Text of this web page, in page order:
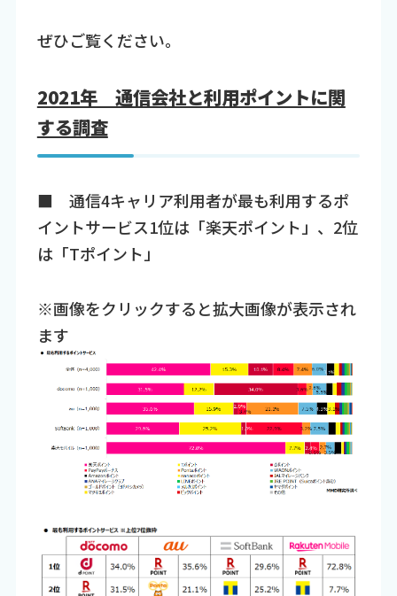
ぜひご覧ください。
2021年 通信会社と利用ポイントに関
する調査
■ 通信4キャリア利用者が最も利用するポ
イントサービス1位は「楽天ポイント」、2位
は「Tポイント」
※画像をクリックすると拡大画像が表示され
ます